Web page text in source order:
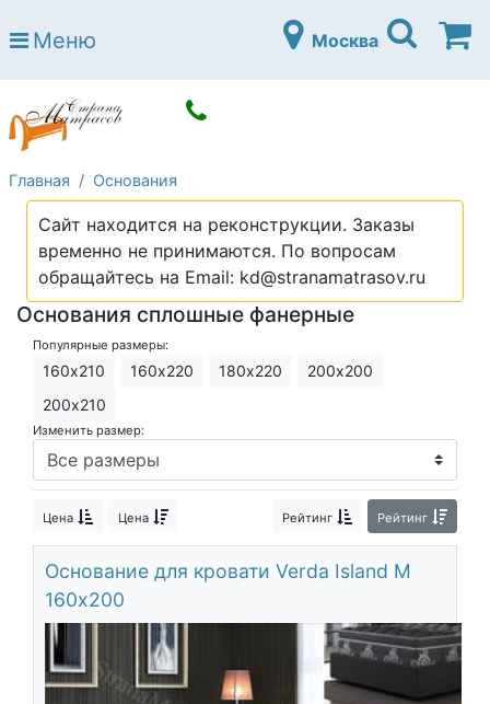
Страна матрасов
Open submenu (Матрасы)
Open submenu (Кровати)
Кровати
Open submenu (Аксессуары)
Open submenu (Диваны)
Диваны
Open submenu (Постельное белье)
Постельное белье
Open submenu (Мебель)
Мебель
Open submenu (Основания)
Основания
Open submenu (Детские матрасы)
Детские матрасы
Open submenu (Детские кровати)
Детские кровати
Open submenu (Шкафы)
Шкафы
О компании
Контакты
Доставка по городу
Меню Москва
Главная Основания
Сайт находится на реконструкции. Заказы
временно не принимаются. По вопросам
обращайтесь на Email: kd@stranamatrasov.ru
Основания сплошные фанерные
Популярные размеры:
160х210 160х220 180х220
200х200
200х210
Изменить размер:
Цена Цена Рейтинг Рейтинг
Основание для кровати Verda Island M
160х200